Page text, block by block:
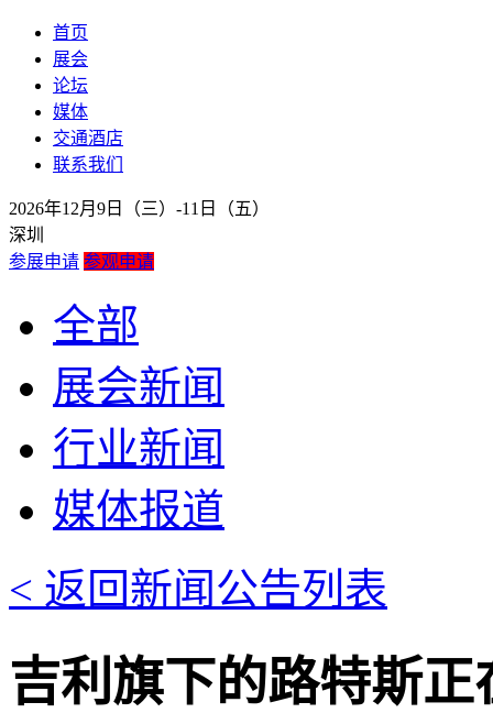
首页
展会
论坛
媒体
交通酒店
联系我们
2026年12月9日（三）-11日（五）
深圳
参展申请 参观申请
全部
展会新闻
行业新闻
媒体报道
< 返回新闻公告列表
吉利旗下的路特斯